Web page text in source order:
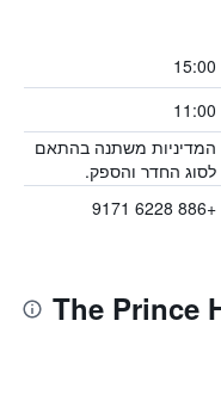
15:00
11:00
המדיניות משתנה בהתאם
לסוג החדר והספק.
+886 6228 9171